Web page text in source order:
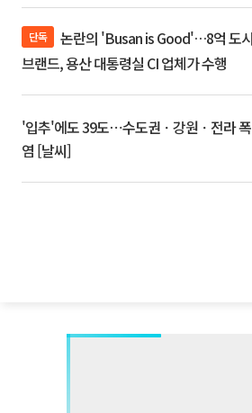
단독
브랜드, 용산 대통령실 CI 업체가 수행
'입추'에도 39도⋯수도권ㆍ강원ㆍ전라 폭
염 [날씨]